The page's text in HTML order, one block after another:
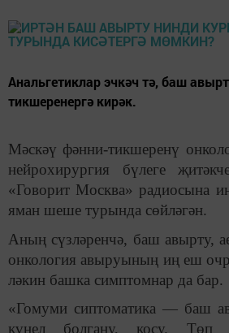
Анальгетиклар эчкәч тә, баш
тикшеренергә кирәк.
Мәскәү фәнни-тикшеренү
нейрохирургия бүлеге
«Говорит Москва» радиосына
яман шеше турында сөйләгән.
Аның сүзләренчә, баш авырту,
онкология авыруының иң еш
ләкин башка симптомнар да бар.
«Гомуми сиптоматика — баш
күңел болгану, косу. Төп